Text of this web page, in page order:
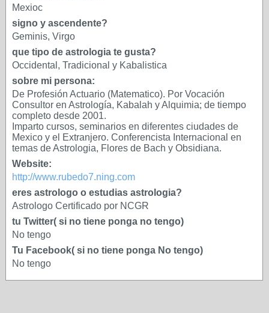
Mexioc
signo y ascendente?
Geminis, Virgo
que tipo de astrologia te gusta?
Occidental, Tradicional y Kabalistica
sobre mi persona:
De Profesión Actuario (Matematico). Por Vocación
Consultor en Astrología, Kabalah y Alquimia; de tiempo
completo desde 2001.
Imparto cursos, seminarios en diferentes ciudades de
Mexico y el Extranjero. Conferencista Internacional en
temas de Astrologia, Flores de Bach y Obsidiana.
Website:
http://www.rubedo7.ning.com
eres astrologo o estudias astrologia?
Astrologo Certificado por NCGR
tu Twitter( si no tiene ponga no tengo)
No tengo
Tu Facebook( si no tiene ponga No tengo)
No tengo